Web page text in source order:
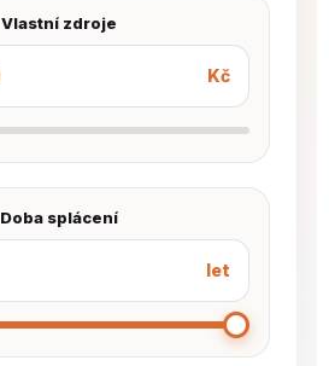
Vlastní zdroje
Kč
Doba splácení
let